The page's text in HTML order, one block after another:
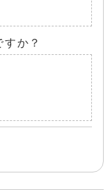
か？